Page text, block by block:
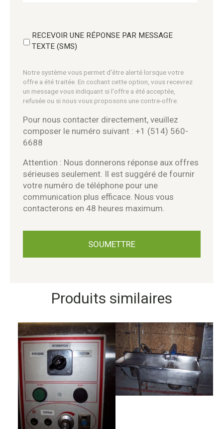
RECEVOIR UNE RÉPONSE PAR MESSAGE
TEXTE (SMS)
Notre système vous permet d'être alerté lorsque votre
offre a été traitée. En cochant cette option, vous recevrez
un message vous indiquant si l'offre a été acceptée,
refusée ou si nous vous proposons une contre-offre.
Pour nous contacter directement, veuillez
composer le numéro suivant : +1 (514) 560-
6688
Attention : Nous donnerons réponse aux offres
sérieuses seulement. Il est suggéré de fournir
votre numéro de téléphone pour une
communication plus efficace. Nous vous
contacterons en 48 heures maximum.
Produits similaires